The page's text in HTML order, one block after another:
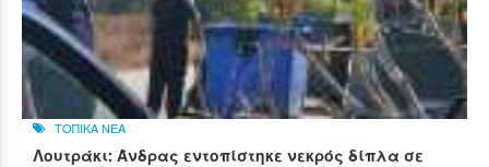
ΤΟΠΙΚΑ ΝΕΑ
Λουτράκι: Άνδρας εντοπίστηκε νεκρός δίπλα σε